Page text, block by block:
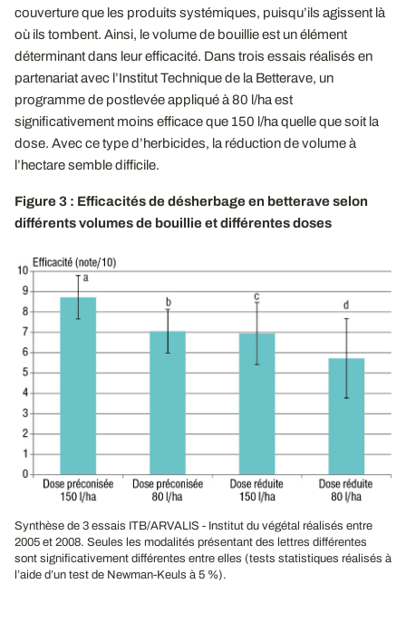
couverture que les produits systémiques, puisqu’ils agissent là
où ils tombent. Ainsi, le volume de bouillie est un élément
déterminant dans leur efficacité. Dans trois essais réalisés en
partenariat avec l’Institut Technique de la Betterave, un
programme de postlevée appliqué à 80 l/ha est
significativement moins efficace que 150 l/ha quelle que soit la
dose. Avec ce type d’herbicides, la réduction de volume à
l’hectare semble difficile.
Figure 3 : Efficacités de désherbage en betterave selon
différents volumes de bouillie et différentes doses
Synthèse de 3 essais ITB/ARVALIS - Institut du végétal réalisés entre
2005 et 2008. Seules les modalités présentant des lettres différentes
sont significativement différentes entre elles (tests statistiques réalisés à
l’aide d’un test de Newman-Keuls à 5 %).